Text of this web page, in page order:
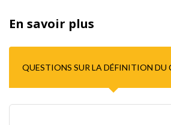
En savoir plus
QUESTIONS SUR LA DÉFINITION DU